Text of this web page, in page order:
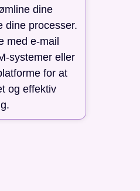
dine
dine processer.
med e-mail
systemer eller
for at
og effektiv